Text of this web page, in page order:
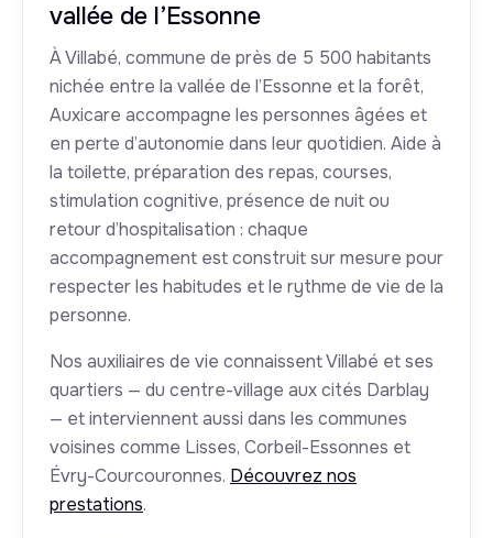
vallée de l’Essonne
À Villabé, commune de près de 5 500 habitants
nichée entre la vallée de l’Essonne et la forêt,
Auxicare accompagne les personnes âgées et
en perte d’autonomie dans leur quotidien. Aide à
la toilette, préparation des repas, courses,
stimulation cognitive, présence de nuit ou
retour d’hospitalisation : chaque
accompagnement est construit sur mesure pour
respecter les habitudes et le rythme de vie de la
personne.
Nos auxiliaires de vie connaissent Villabé et ses
quartiers — du centre-village aux cités Darblay
— et interviennent aussi dans les communes
voisines comme Lisses, Corbeil-Essonnes et
Évry-Courcouronnes. Découvrez nos
prestations.